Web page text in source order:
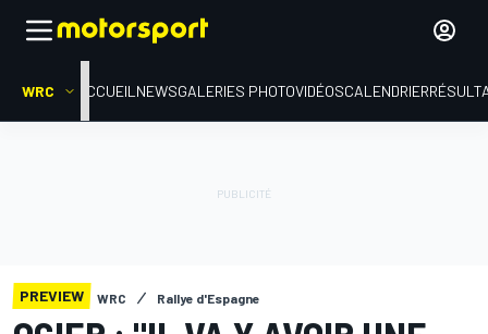
WRC ACCUEIL NEWSGALERIES PHOTOVIDÉOSCALENDRIER
PREVIEW WRC Rallye d'Espagne